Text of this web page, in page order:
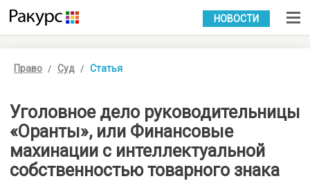
УКР РУС
НОВОСТИ
Право Суд Статья
Уголовное дело руководительницы
«Оранты», или Финансовые
махинации с интеллектуальной
собственностью товарного знака